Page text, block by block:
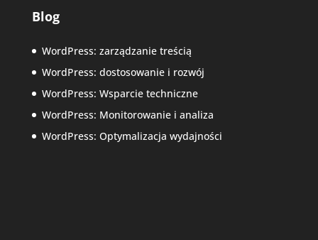
Blog
WordPress: zarządzanie treścią
WordPress: dostosowanie i rozwój
WordPress: Wsparcie techniczne
WordPress: Monitorowanie i analiza
WordPress: Optymalizacja wydajności